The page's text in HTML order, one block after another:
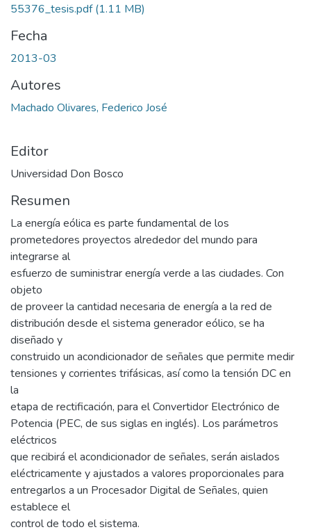
55376_tesis.pdf(1.11 MB)
Fecha
2013-03
Autores
Machado Olivares, Federico José
Editor
Universidad Don Bosco
Resumen
La energía eólica es parte fundamental de los
prometedores proyectos alrededor del mundo para
integrarse al
esfuerzo de suministrar energía verde a las ciudades. Con
objeto
de proveer la cantidad necesaria de energía a la red de
distribución desde el sistema generador eólico, se ha
diseñado y
construido un acondicionador de señales que permite medir
tensiones y corrientes trifásicas, así como la tensión DC en
la
etapa de rectificación, para el Convertidor Electrónico de
Potencia (PEC, de sus siglas en inglés). Los parámetros
eléctricos
que recibirá el acondicionador de señales, serán aislados
eléctricamente y ajustados a valores proporcionales para
entregarlos a un Procesador Digital de Señales, quien
establece el
control de todo el sistema.